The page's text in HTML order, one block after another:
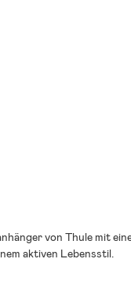
von Thule mit
aktiven Lebensstil.